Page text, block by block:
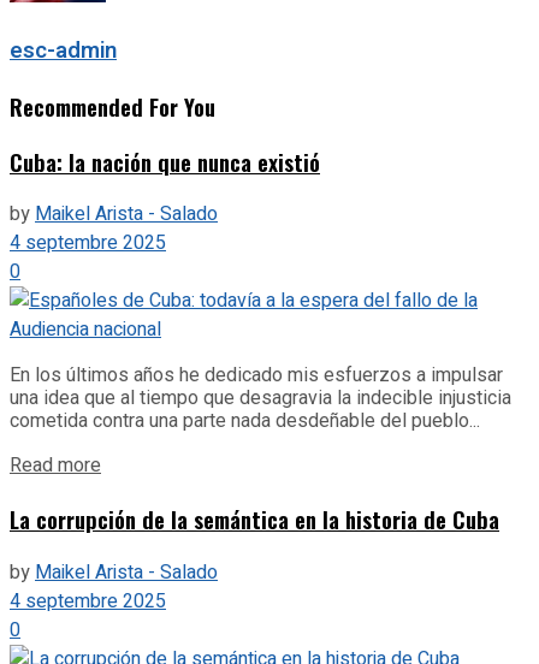
esc-admin
Recommended For You
Cuba: la nación que nunca existió
byMaikel Arista - Salado
4 septembre 2025
0
En los últimos años he dedicado mis esfuerzos a impulsar
una idea que al tiempo que desagravia la indecible injusticia
cometida contra una parte nada desdeñable del pueblo...
Read more
La corrupción de la semántica en la historia de Cuba
by Maikel Arista - Salado
4 septembre 2025
0